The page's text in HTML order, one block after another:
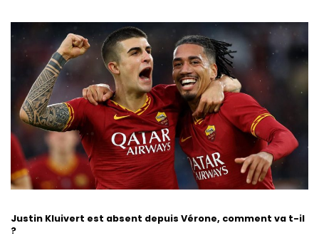
Justin Kluivert est absent depuis Vérone, comment va t-il
?